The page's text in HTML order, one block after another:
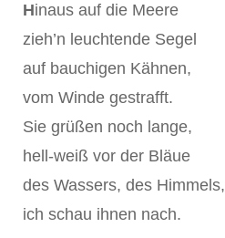
Hinaus auf die Meere
zieh’n leuchtende Segel
auf bauchigen Kähnen,
vom Winde gestrafft.
Sie grüßen noch lange,
hell-weiß vor der Bläue
des Wassers, des Himmels,
ich schau ihnen nach.